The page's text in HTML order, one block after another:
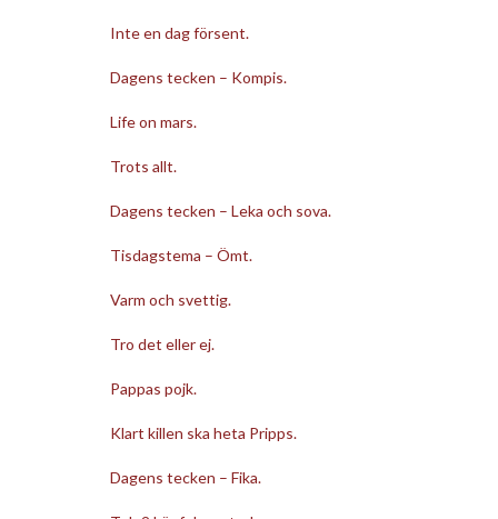
Inte en dag försent.
Dagens tecken – Kompis.
Life on mars.
Trots allt.
Dagens tecken – Leka och sova.
Tisdagstema – Ömt.
Varm och svettig.
Tro det eller ej.
Pappas pojk.
Klart killen ska heta Pripps.
Dagens tecken – Fika.